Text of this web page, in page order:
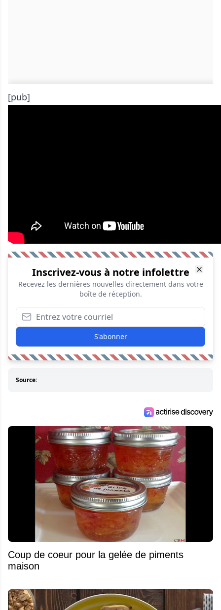
[pub]
Inscrivez-vous à notre infolettre
Recevez les dernières nouvelles directement dans votre
boîte de réception.
S'abonner
Source:
Coup de coeur pour la gelée de piments
maison